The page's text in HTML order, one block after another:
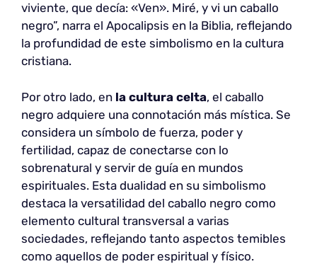
viviente, que decía: «Ven». Miré, y vi un caballo
negro”, narra el Apocalipsis en la Biblia, reflejando
la profundidad de este simbolismo en la cultura
cristiana.
Por otro lado, en la cultura celta, el caballo
negro adquiere una connotación más mística. Se
considera un símbolo de fuerza, poder y
fertilidad, capaz de conectarse con lo
sobrenatural y servir de guía en mundos
espirituales. Esta dualidad en su simbolismo
destaca la versatilidad del caballo negro como
elemento cultural transversal a varias
sociedades, reflejando tanto aspectos temibles
como aquellos de poder espiritual y físico.